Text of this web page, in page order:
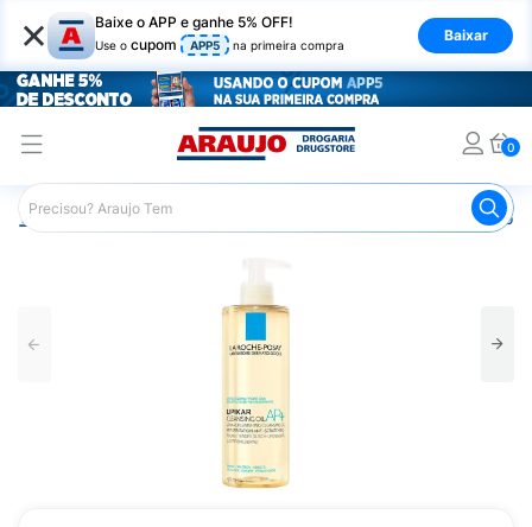
× Baixe o APP e ganhe 5% OFF!
Use o cupom APP5 na primeira compra
Baixar
0
Araujo Dermocosméticos Dermocosméticos para o